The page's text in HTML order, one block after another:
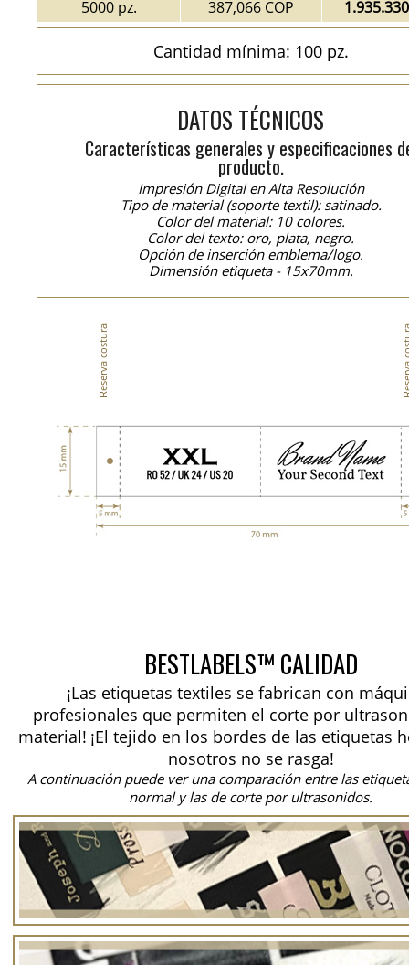
5000 pz.
387,066 COP
Cantidad mínima: 100 pz.
DATOS TÉCNICOS
Características generales y especificaciones
producto.
Impresión Digital en Alta Resolución
Tipo de material (soporte textil): satinado.
Color del material: 10 colores.
Color del texto: oro, plata, negro.
Opción de inserción emblema/logo.
Dimensión etiqueta - 15x70mm.
Reserva costura
BESTLABELS™ CALIDAD
¡Las etiquetas textiles se fabrican con
profesionales que permiten el corte por
material! ¡El tejido en los bordes de las etiquetas
nosotros no se rasga!
A continuación puede ver una comparación entre las
normal y las de corte por ultrasonidos.